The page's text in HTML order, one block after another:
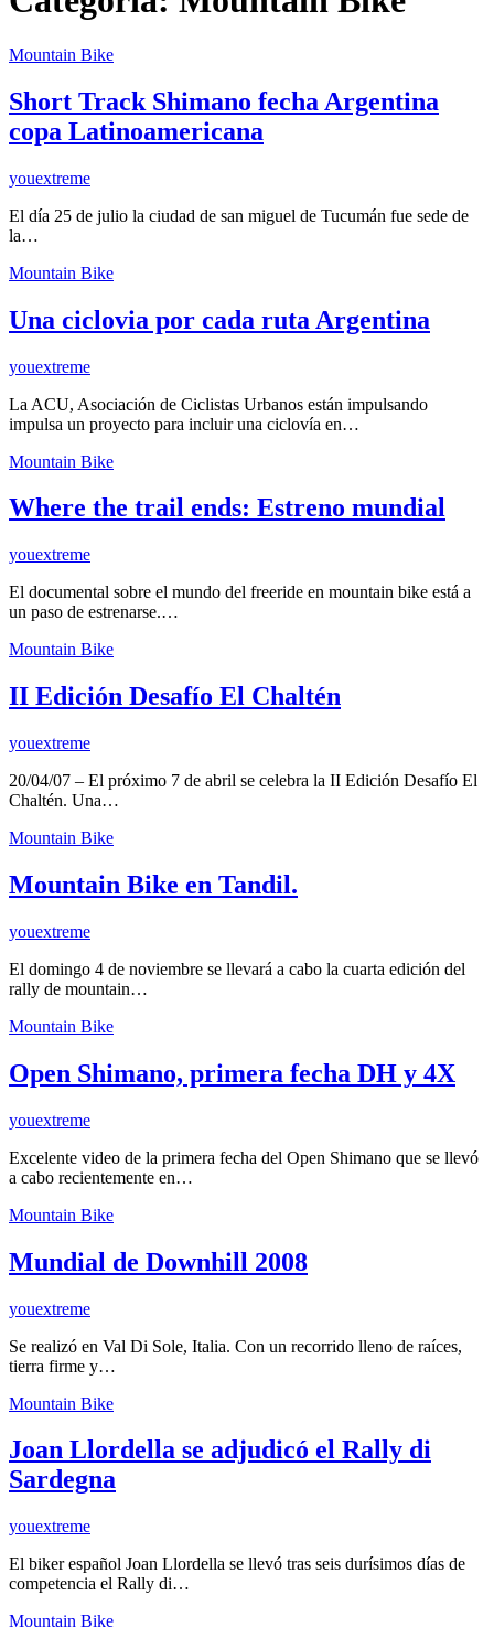
Mountain Bike
Short Track Shimano fecha Argentina
copa Latinoamericana
youextreme
El día 25 de julio la ciudad de san miguel de Tucumán fue sede de
la…
Mountain Bike
Una ciclovia por cada ruta Argentina
youextreme
La ACU, Asociación de Ciclistas Urbanos están impulsando
impulsa un proyecto para incluir una ciclovía en…
Mountain Bike
Where the trail ends: Estreno mundial
youextreme
El documental sobre el mundo del freeride en mountain bike está a
un paso de estrenarse.…
Mountain Bike
II Edición Desafío El Chaltén
youextreme
20/04/07 – El próximo 7 de abril se celebra la II Edición Desafío El
Chaltén. Una…
Mountain Bike
Mountain Bike en Tandil.
youextreme
El domingo 4 de noviembre se llevará a cabo la cuarta edición del
rally de mountain…
Mountain Bike
Open Shimano, primera fecha DH y 4X
youextreme
Excelente video de la primera fecha del Open Shimano que se llevó
a cabo recientemente en…
Mountain Bike
Mundial de Downhill 2008
youextreme
Se realizó en Val Di Sole, Italia. Con un recorrido lleno de raíces,
tierra firme y…
Mountain Bike
Joan Llordella se adjudicó el Rally di
Sardegna
youextreme
El biker español Joan Llordella se llevó tras seis durísimos días de
competencia el Rally di…
Mountain Bike